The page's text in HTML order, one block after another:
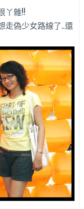
丫雜!!
走偽少女路線了..還